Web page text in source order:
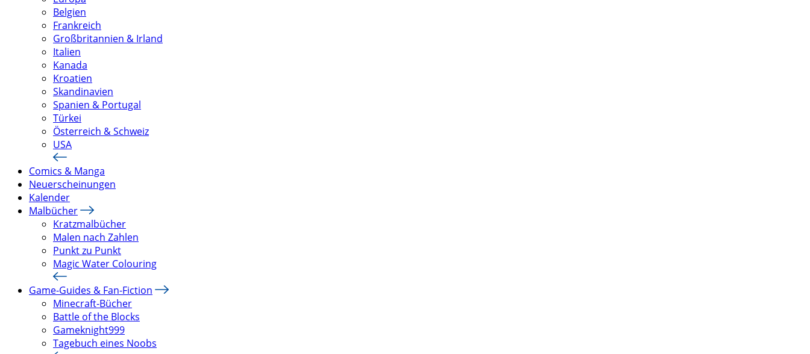
Belgien
Frankreich
Großbritannien & Irland
Italien
Kanada
Kroatien
Skandinavien
Spanien & Portugal
Türkei
Österreich & Schweiz
USA
Comics & Manga
Neuerscheinungen
Kalender
Malbücher
Kratzmalbücher
Malen nach Zahlen
Punkt zu Punkt
Magic Water Colouring
Game-Guides & Fan-Fiction
Minecraft-Bücher
Battle of the Blocks
Gameknight999
Tagebuch eines Noobs